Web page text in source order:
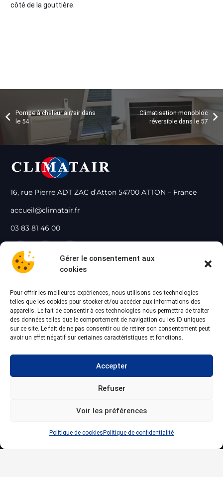
Gérer le consentement aux
cookies
Pour offrir les meilleures expériences, nous utilisons des technologies
telles que les cookies pour stocker et/ou accéder aux informations des
appareils. Le fait de consentir à ces technologies nous permettra de traiter
des données telles que le comportement de navigation ou les ID uniques
sur ce site. Le fait de ne pas consentir ou de retirer son consentement peut
avoir un effet négatif sur certaines caractéristiques et fonctions.
Accepter
Refuser
Voir les préférences
Politique de cookies Politique de confidentialité
côté de la gouttière.
Pompe à chaleur air/air dans
le 54
Climatisation monobloc
réversible dans le 57
16, rue Pierre ADT ZAC d’Atton 54700 ATTON – France
accueil@climatair.fr
03 83 81 46 00
Nos rubriques
Header mobile – Logo
Nos services
Particuliers
Professionnels
Blog
Nos dernières actus
Remplacement d’une pompe à chaleur âgée de 15 ans : réparer
Comment entretenir sa climatisation? Conseils et fréquence